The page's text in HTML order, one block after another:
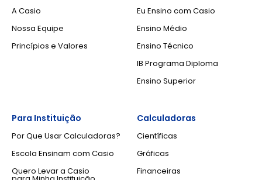
A Casio
Nossa Equipe
Princípios e Valores
Eu Ensino com Casio
Ensino Médio
Ensino Técnico
IB Programa Diploma
Ensino Superior
Para Instituição
Por Que Usar Calculadoras?
Escola Ensinam com Casio
Quero Levar a Casio
Calculadoras
Científicas
Gráficas
Financeiras